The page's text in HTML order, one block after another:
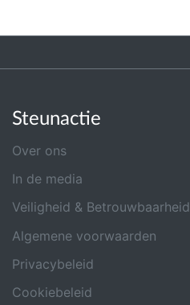
Steunactie
Over ons
In de media
Veiligheid & Betrouwbaarheid
Algemene voorwaarden
Privacybeleid
Cookiebeleid